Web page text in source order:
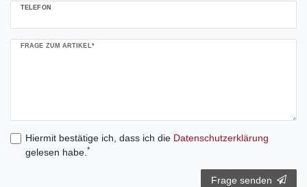
TELEFON
FRAGE ZUM ARTIKEL*
Hiermit bestätige ich, dass ich die Daten­schutz­erklärung
gelesen habe. *
Frage senden